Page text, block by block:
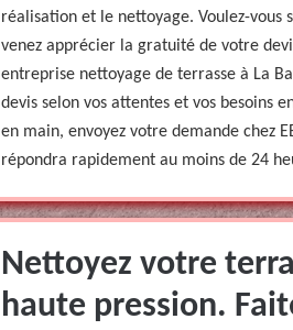
réalisation et le nettoyage. Voulez-vous
venez apprécier la gratuité de votre
entreprise nettoyage de terrasse à La
devis selon vos attentes et vos besoins
en main, envoyez votre demande chez
répondra rapidement au moins de 24
Nettoyez votre
haute pression.